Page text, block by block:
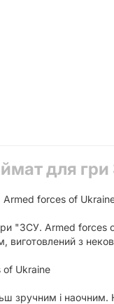
для
Armed forces of
"ЗСУ. Armed forces
з
of Ukraine
зручним і